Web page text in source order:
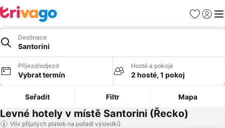
Oblíbené
Destinace
Santorini
Příjezd/odjezd
Vybrat termín
Hosté a pokoje
2 hosté, 1 pokoj
Seřadit Filtr Mapa
Levné hotely v místě Santorini (Řecko)
Vliv přijatých plateb na pořadí výsledků